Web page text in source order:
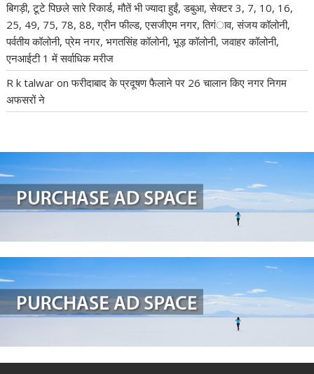
बिगड़ी, टूटे पिछले सारे रिकार्ड, मौतें भी ज्यादा हुईं, डबुआ, सेक्टर 3, 7, 10, 16,
25, 49, 75, 78, 88, ग्रीन फील्ड, एसजीएम नगर, तिगंाव, संजय कॉलोनी,
पर्वतीय कॉलोनी, प्रेम नगर, भगतसिंह कॉलोनी, भूड़ कॉलोनी, जवाहर कॉलोनी,
एनआईटी 1 में सर्वाधिक मरीज
R k talwar onफरीदाबाद के प्रदूषण फैलाने पर 26 चालान किए नगर निगम
अफसरों ने